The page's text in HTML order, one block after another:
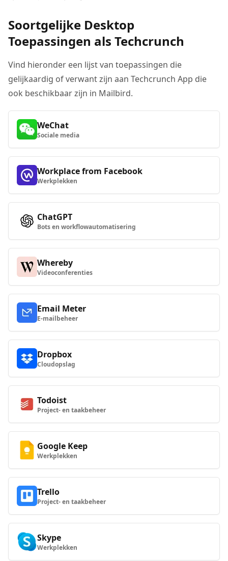
Soortgelijke Desktop
Toepassingen als Techcrunch
Vind hieronder een lijst van toepassingen die
gelijkaardig of verwant zijn aan Techcrunch App die
ook beschikbaar zijn in Mailbird.
WeChat
Sociale media
Workplace from Facebook
Werkplekken
ChatGPT
Bots en workflowautomatisering
Whereby
Videoconferenties
Email Meter
E-mailbeheer
Dropbox
Cloudopslag
Todoist
Project- en taakbeheer
Google Keep
Werkplekken
Trello
Project- en taakbeheer
Skype
Werkplekken